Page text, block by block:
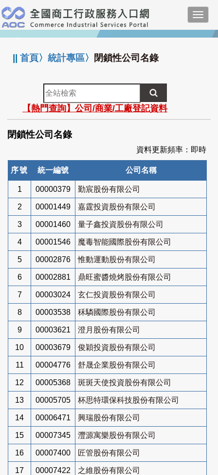
跳
到
主
要
:::
||首頁〉統計專區〉 閉鎖性公司名錄
全
站
檢
索
【熱門查詢】公司/商業/工廠登記資料
閉鎖性公司名錄
資料更新頻率：即時
序號 統一編號 公司名稱
1 00000379 勤宸股份有限公司
2 00001449 嘉霆投資股份有限公司
3 00001460 量子鑫投資股份有限公司
4 00001546 魔毒智能國際股份有限公司
5 00002876 惟動運動股份有限公司
6 00002881 鼎旺蜜醬燒烤股份有限公司
7 00003024 玄仁投資股份有限公司
8 00003538 秝驎國際股份有限公司
9 00003621 澄月股份有限公司
10 00003679 俊穎投資股份有限公司
11 00004776 舒晟企業股份有限公司
12 00005368 斑斑天使投資股份有限公司
13 00005705 杯思特環保科技股份有限公司
14 00006471 興瑞股份有限公司
15 00007345 灃源寓樂股份有限公司
16 00007400 匠管股份有限公司
17 00007422 之維股份有限公司